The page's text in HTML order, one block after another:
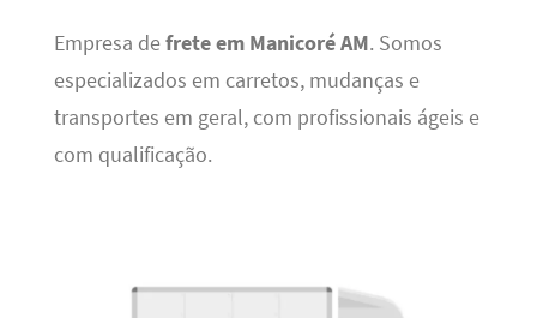
Empresa defrete em Manicoré AM. Somos
especializados em carretos, mudanças e
transportes em geral, com profissionais ágeis e
com qualificação.